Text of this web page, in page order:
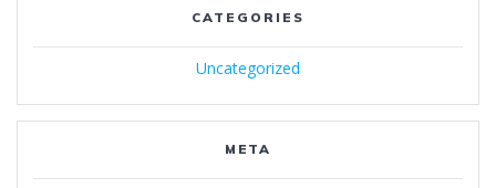
CATEGORIES
Uncategorized
META